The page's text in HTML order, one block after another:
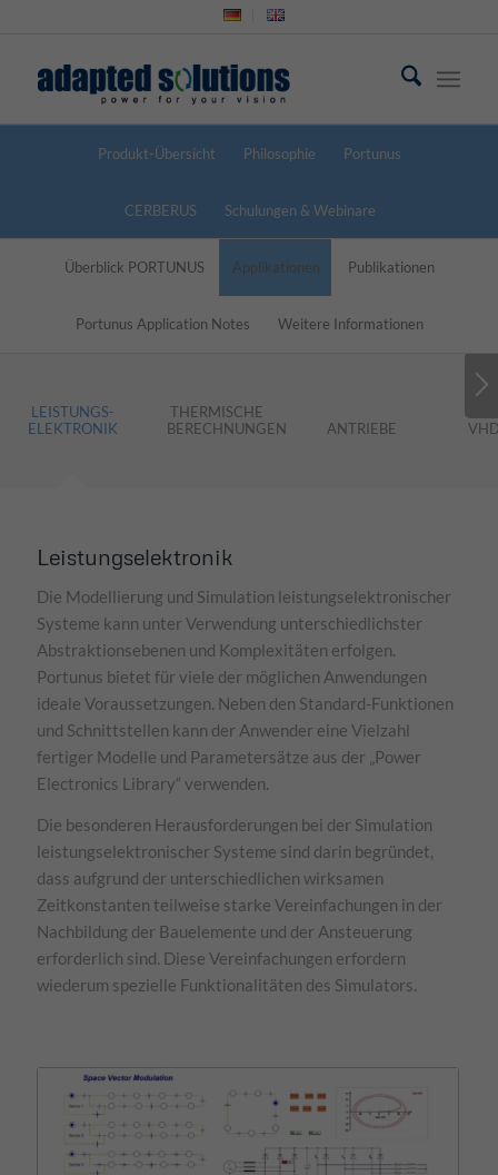
Produkt-Übersicht Philosophie Portunus
CERBERUS Schulungen & Webinare
Überblick PORTUNUS Applikationen Publikationen
Portunus Application Notes Weitere Informationen
LEISTUNGS-
ELEKTRONIK
THERMISCHE
BERECHNUNGEN
ANTRIEBE
Leistungselektronik
Die Modellierung und Simulation leistungselektronischer
Systeme kann unter Verwendung unterschiedlichster
Abstraktionsebenen und Komplexitäten erfolgen.
Portunus bietet für viele der möglichen Anwendungen
ideale Voraussetzungen. Neben den Standard-Funktionen
und Schnittstellen kann der Anwender eine Vielzahl
fertiger Modelle und Parametersätze aus der „Power
Electronics Library“ verwenden.
Die besonderen Herausforderungen bei der Simulation
leistungselektronischer Systeme sind darin begründet,
dass aufgrund der unterschiedlichen wirksamen
Zeitkonstanten teilweise starke Vereinfachungen in der
Nachbildung der Bauelemente und der Ansteuerung
erforderlich sind. Diese Vereinfachungen erfordern
wiederum spezielle Funktionalitäten des Simulators.